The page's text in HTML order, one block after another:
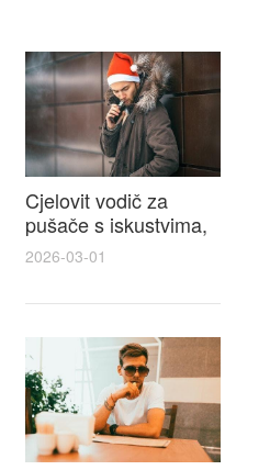
Cjelovit vodič za
pušače s iskustvima,
recenzijama i
cigarette na e cigareta
2026-03-01